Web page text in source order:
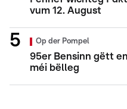
vum 12. August
Op der Pompel
95er Bensinn gëtt
méi bëlleg